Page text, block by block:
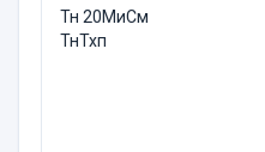
Тн 20МиСм
ТнТхп